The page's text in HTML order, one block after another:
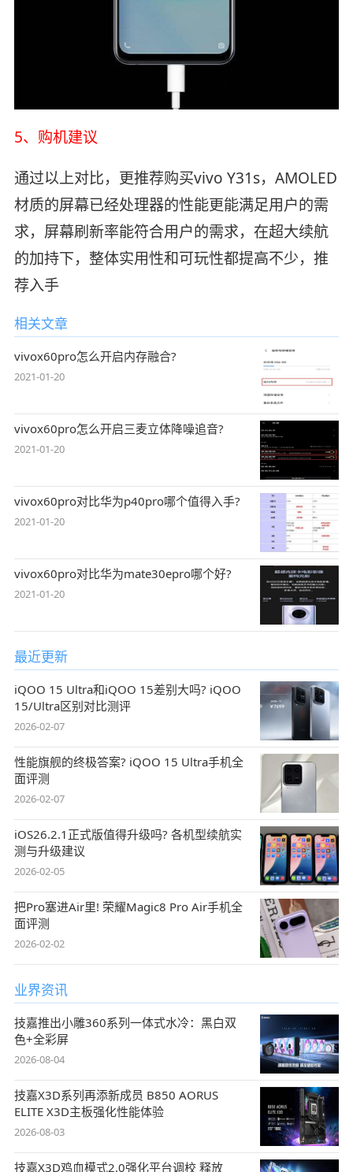
5、购机建议
通过以上对比，更推荐购买vivo Y31s，AMOLED
材质的屏幕已经处理器的性能更能满足用户的需
求，屏幕刷新率能符合用户的需求，在超大续航
的加持下，整体实用性和可玩性都提高不少，推
荐入手
相关文章
vivox60pro怎么开启内存融合?
2021-01-20
vivox60pro怎么开启三麦立体降噪追音?
2021-01-20
vivox60pro对比华为p40pro哪个值得入手?
2021-01-20
vivox60pro对比华为mate30epro哪个好?
2021-01-20
最近更新
iQOO 15 Ultra和iQOO 15差别大吗? iQOO
15/Ultra区别对比测评
2026-02-07
性能旗舰的终极答案? iQOO 15 Ultra手机全
面评测
2026-02-07
iOS26.2.1正式版值得升级吗? 各机型续航实
测与升级建议
2026-02-05
把Pro塞进Air里! 荣耀Magic8 Pro Air手机全
面评测
2026-02-02
业界资讯
技嘉推出小雕360系列一体式水冷：黑白双
色+全彩屏
2026-08-04
技嘉X3D系列再添新成员 B850 AORUS
ELITE X3D主板强化性能体验
2026-08-03
技嘉X3D鸡血模式2.0强化平台调校 释放